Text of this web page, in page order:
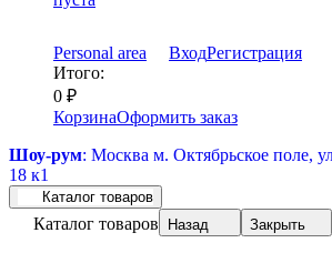
Personal area ВходРегистрация
Итого:
0 ₽
КорзинаОформить заказ
Шоу-рум: Москва м. Октябрьское поле,
18 к1
Каталог товаров
Каталог товаров Назад Закрыть